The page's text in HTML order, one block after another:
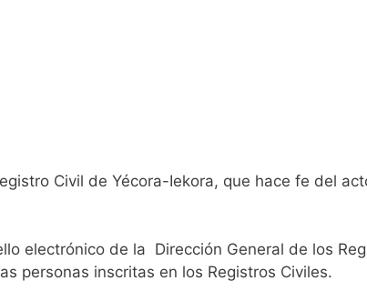
Civil de Yécora-Iekora, que hace fe del
electrónico de la Dirección General de los
personas inscritas en los Registros Civiles.